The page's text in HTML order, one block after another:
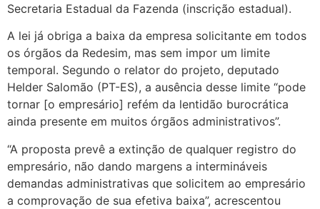
Secretaria Estadual da Fazenda (inscrição estadual).
A lei já obriga a baixa da empresa solicitante em todos
os órgãos da Redesim, mas sem impor um limite
temporal. Segundo o relator do projeto, deputado
Helder Salomão (PT-ES), a ausência desse limite “pode
tornar [o empresário] refém da lentidão burocrática
ainda presente em muitos órgãos administrativos”.
“A proposta prevê a extinção de qualquer registro do
empresário, não dando margens a intermináveis
demandas administrativas que solicitem ao empresário
a comprovação de sua efetiva baixa”, acrescentou